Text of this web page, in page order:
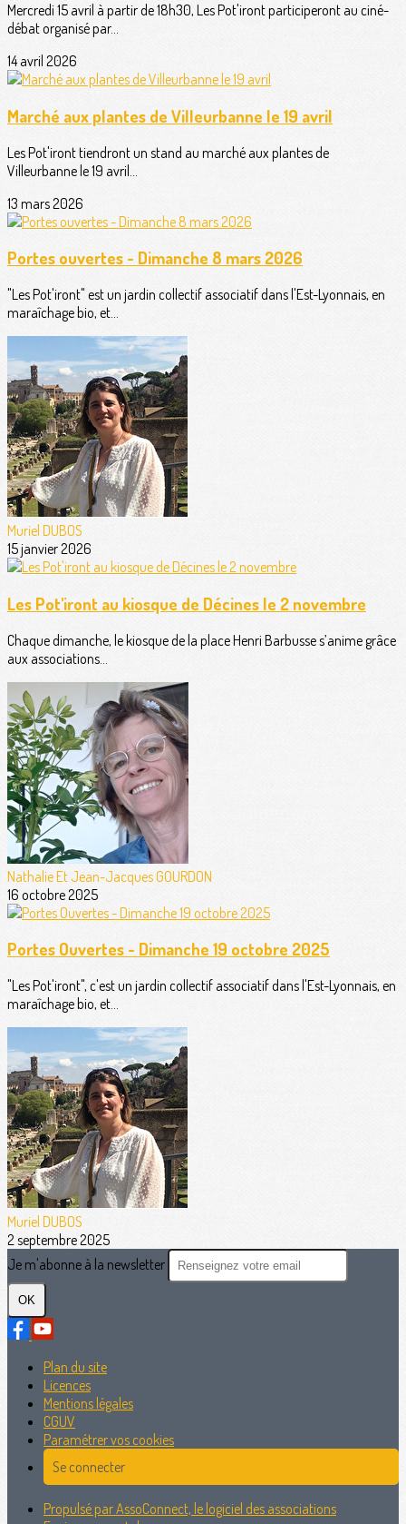
Mercredi 15 avril à partir de 18h30, Les Pot'iront participeront au ciné-
débat organisé par...
14 avril 2026
Marché aux plantes de Villeurbanne le 19 avril
Les Pot'iront tiendront un stand au marché aux plantes de
Villeurbanne le 19 avril...
13 mars 2026
Portes ouvertes - Dimanche 8 mars 2026
"Les Pot'iront" est un jardin collectif associatif dans l'Est-Lyonnais, en
maraîchage bio, et...
Muriel DUBOS
15 janvier 2026
Les Pot'iront au kiosque de Décines le 2 novembre
Chaque dimanche, le kiosque de la place Henri Barbusse s’anime grâce
aux associations...
Nathalie Et Jean-Jacques GOURDON
16 octobre 2025
Portes Ouvertes - Dimanche 19 octobre 2025
"Les Pot'iront", c'est un jardin collectif associatif dans l'Est-Lyonnais, en
maraîchage bio, et...
Muriel DUBOS
2 septembre 2025
Je m'abonne à la newsletter
OK
Plan du site
Licences
Mentions légales
CGUV
Paramétrer vos cookies
Se connecter
Propulsé par AssoConnect, le logiciel des associations